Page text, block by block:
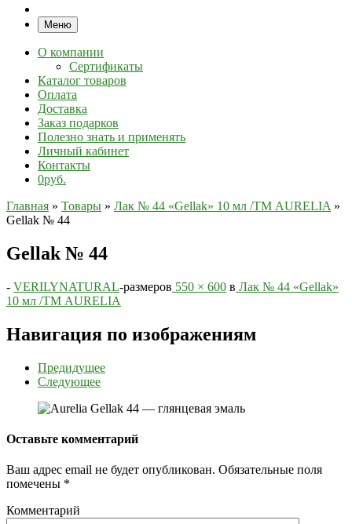
Меню
О компании
Сертификаты
Каталог товаров
Оплата
Доставка
Заказ подарков
Полезно знать и применять
Личный кабинет
Контакты
0руб.
Главная » Товары » Лак № 44 «Gellak» 10 мл /ТМ AURELIA »
Gеllak № 44
Gеllak № 44
- VERILYNATURAL-размеров 550 × 600 в Лак № 44 «Gellak»
10 мл /ТМ AURELIA
Навигация по изображениям
Предидущее
Следующее
Оставьте комментарий
Ваш адрес email не будет опубликован. Обязательные поля
помечены *
Комментарий